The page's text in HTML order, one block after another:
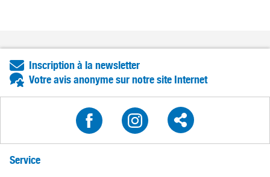
Inscription à la newsletter
Votre avis anonyme sur notre site Internet
Service